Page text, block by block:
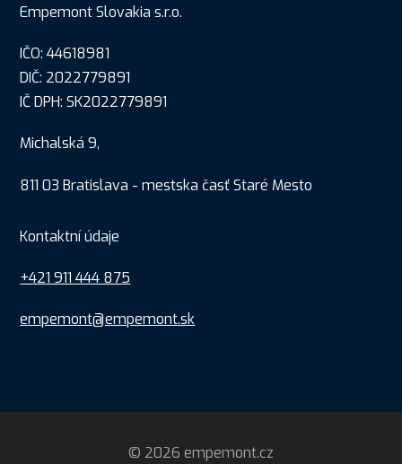
Empemont Slovakia s.r.o.
IČO: 44618981
DIČ: 2022779891
IČ DPH: SK2022779891
Michalská 9,
811 03 Bratislava - mestska časť Staré Mesto
Kontaktní údaje
+421 911 444 875
empemont@empemont.sk
© 2026 empemont.cz